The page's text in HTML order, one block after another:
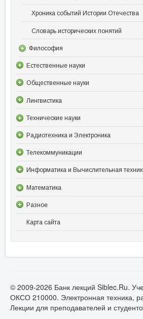
Хроника событий Истории Отечества
Словарь исторических понятий
Философия
Естественные науки
Общественные науки
Лингвистика
Технические науки
Радиотехника и Электроника
Телекоммуникации
Информатика и Вычислительная
Математика
Разное
Карта сайта
© 2009-2026 Банк лекций Siblec.Ru.
ОКСО 210000. Электронная техника,
Лекции для преподавателей и